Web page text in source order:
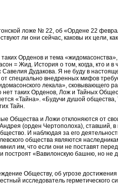
ложе № 22, об «Ордене 22
ли они сейчас, каковы их цели,
Орденов и тема «жидомасонства»,
= Жид. История о том, когда, кто и в
Дудакова. Я не буду в
специально внедренных мифов
лекала», сковывающего
нет таких Орденов, Лож и Тайных
«Тайна». «Будучи душой общества,
Тайн.
Общества и Ложи отклоняются от
(орден Чертополоха), ставший, в
И наблюдая за его
общества являются
им, что если они не поставят
построят «Вавилонскую башню, но не
Обществу, об угрозе
исследователь герметического